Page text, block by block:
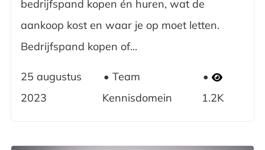
bedrijfspand kopen én huren, wat de
aankoop kost en waar je op moet letten.
Bedrijfspand kopen of...
25 augustus
2023
Team
Kennisdomein
1.2K